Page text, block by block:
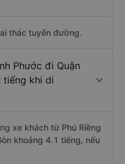
thác tuyến đường.
Phước đi Quận
tiếng khi di
xe khách từ Phú Riềng
khoảng 4.1 tiếng, nếu